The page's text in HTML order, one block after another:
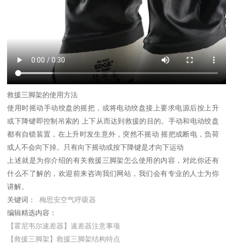
救援三脚架的使用方法
使用时摇动手动绞盘的摇把，或将电动绞盘接上要求电源后按上升
或下降键即控制吊索的 上下从而达到救援的目的。手动和电动绞盘
都有自锁装置，在上升时发生意外，突然不摇动 摇把或断电，负荷
或人不会向下掉。只有向下摇动或按下降键是才向下运动
上述就是为你介绍的有关救援三脚架怎么使用的内容，对此你还有
什么不了解的，欢迎前来咨询我们网站，我们会有专业的人士为你
讲解。
关键词：梅思安空气呼吸器
编辑精选内容：
【霍尼韦尔速差器】速差器注意事项
【救援三脚架】救援三脚架结构特点